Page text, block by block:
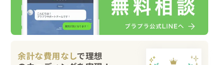
余計な費用なしで理想